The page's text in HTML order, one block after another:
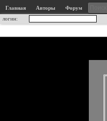
Главная Авторы
Форум
логин: